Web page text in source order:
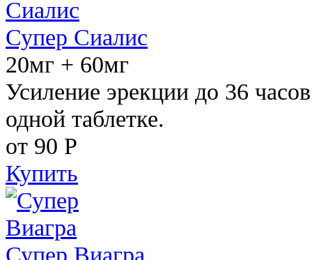
Супер Сиалис
20мг + 60мг
Усиление эрекции до 36
одной таблетке.
от 90 Р
Купить
Супер Виагра